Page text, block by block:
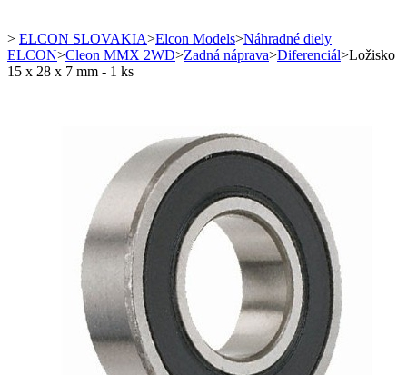
> ELCON SLOVAKIA>Elcon Models>Náhradné diely
ELCON>Cleon MMX 2WD>Zadná náprava>Diferenciál>Ložisko
15 x 28 x 7 mm - 1 ks